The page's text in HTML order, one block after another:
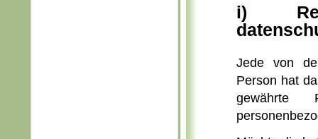
i)
Jede von
Person hat
gewährte